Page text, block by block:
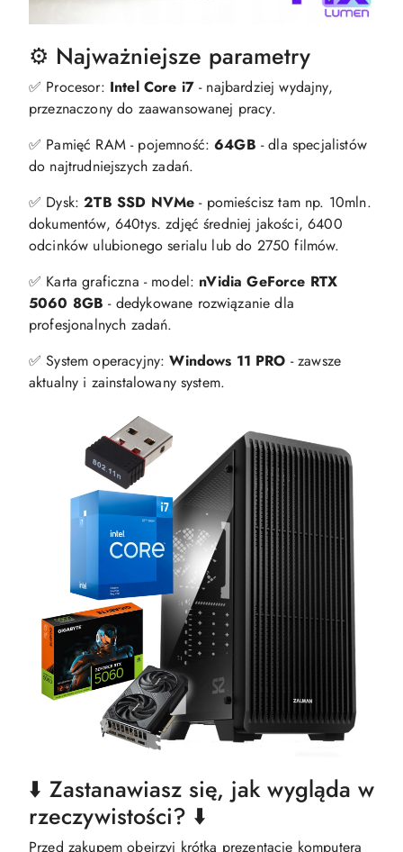
⚙️ Najważniejsze parametry
✅ Procesor: Intel Core i7 - najbardziej wydajny,
przeznaczony do zaawansowanej pracy.
✅ Pamięć RAM - pojemność:64GB - dla specjalistów
do najtrudniejszych zadań.
✅ Dysk:2TB SSD NVMe - pomieścisz tam np. 10mln.
dokumentów, 640tys. zdjęć średniej jakości, 6400
odcinków ulubionego serialu lub do 2750 filmów.
✅ Karta graficzna - model: nVidia GeForce RTX
5060 8GB- dedykowane rozwiązanie dla
profesjonalnych zadań.
✅ System operacyjny:Windows 11 PRO - zawsze
aktualny i zainstalowany system.
⬇️ Zastanawiasz się, jak wygląda w
rzeczywistości? ⬇️
Przed zakupem obejrzyj krótką prezentację komputera